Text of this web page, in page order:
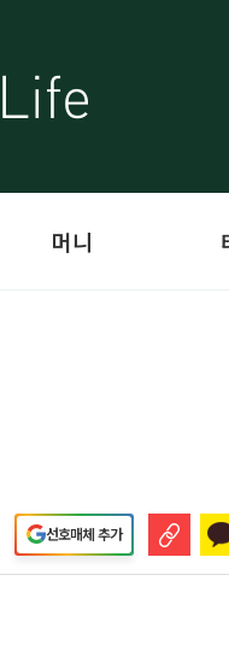
머니
선호매체 추가